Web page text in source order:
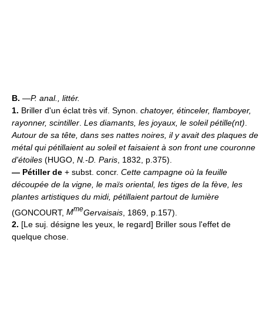
B. —P. anal., littér.
1. Briller d'un éclat très vif. Synon. chatoyer, étinceler, flamboyer,
rayonner, scintiller Les diamants, les joyaux, le soleil pétille(nt)
Autour de sa tête, dans ses nattes noires, il y avait des plaques de
métal qui pétillaient au soleil et faisaient à son front une couronne
d'étoiles (HUGO, N.-D. Paris , 1832, p.375).
— Pétiller de + subst. concr. Cette campagne où la feuille
découpée de la vigne, le maïs oriental, les tiges de la fève, les
plantes artistiques du midi, pétillaient partout de lumière
(GONCOURT, MmeGervaisais , 1869, p.157).
2. [Le suj. désigne les yeux, le regard] Briller sous l'effet de
quelque chose.